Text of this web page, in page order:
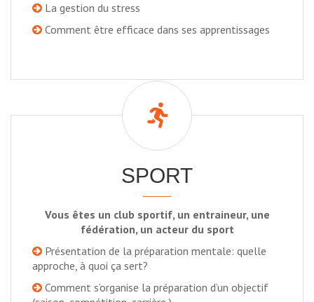
La gestion du stress
Comment être efficace dans ses apprentissages
SPORT
Vous êtes un club sportif, un entraineur, une
fédération, un acteur du sport
Présentation de la préparation mentale: quelle
approche, à quoi ça sert?
Comment s’organise la préparation d’un objectif